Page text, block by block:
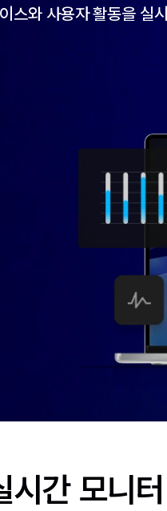
스와 사용자 활동을 실
시간 모니